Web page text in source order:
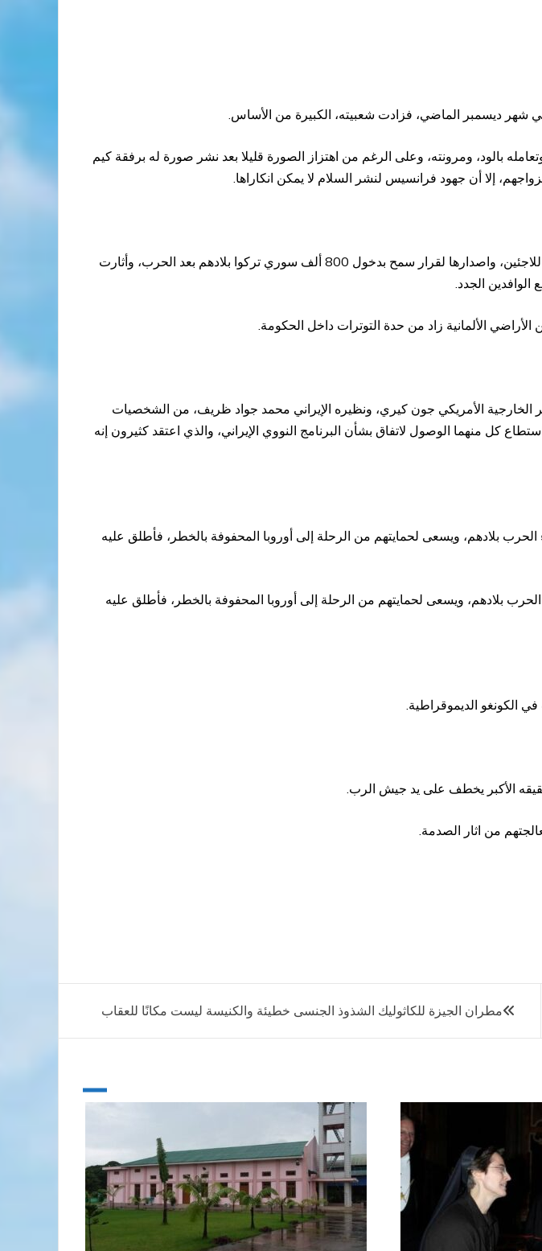
في شهر ديسمبر الماضي، فزادت شعبيته، الكبيرة من الأساس.
بالود، ومرونته، وعلى الرغم من اهتزاز الصورة قليلا بعد نشر صورة له برفقة كيم
إلا أن جهود فرانسيس لنشر السلام لا يمكن انكاراها.
أصبحت المستشارة الألمانية من الشخصيات المفضلة لدى الجميع، بعد فتحها لأبواب بلادها للاجئين، واصدارها لقرار سمح بدخول 800 ألف سوري تركوا بلادهم بعد الحرب، وأثارت
الوافدين الجدد.
الألمانية زاد من حدة التوترات داخل الحكومة.
الخارجية الأمريكي جون كيري، ونظيره الإيراني محمد جواد ظريف، من الشخصيات
كل منهما الوصول لاتفاق بشأن البرنامج النووي الإيراني، والذي اعتقد كثيرون إنه
الحرب بلادهم، ويسعى لحمايتهم من الرحلة إلى أوروبا المحفوفة بالخطر، فأطلق عليه
بلادهم، ويسعى لحمايتهم من الرحلة إلى أوروبا المحفوفة بالخطر، فأطلق عليه
الكونغو الديموقراطية.
من اثار الصدمة.
مطران الجيزة للكاثوليك الشذوذ الجنسى خطيئة والكنيسة ليست مكانًا للعقاب